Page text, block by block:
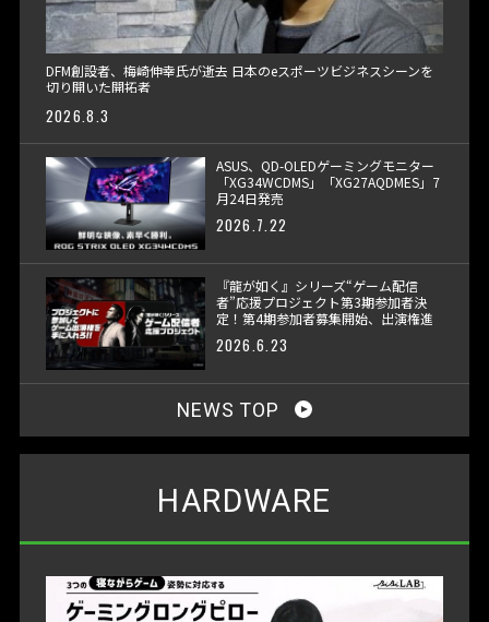
DFM創設者、梅崎伸幸氏が逝去 日本のeスポーツビジネスシーンを
切り開いた開拓者
2026.8.3
ASUS、QD-OLEDゲーミングモニター
「XG34WCDMS」「XG27AQDMES」7
月24日発売
2026.7.22
『龍が如く』シリーズ“ゲーム配信
者”応援プロジェクト第3期参加者決
定！第4期参加者募集開始、出演権進
2026.6.23
NEWS TOP
HARDWARE